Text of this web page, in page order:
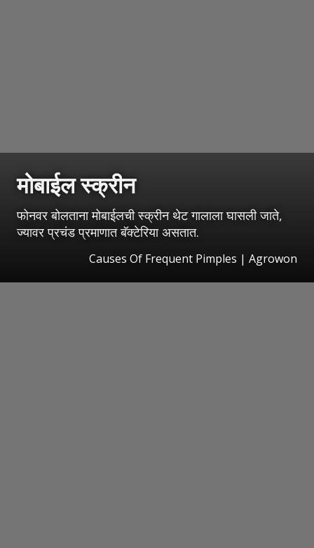
मोबाईल स्क्रीन
फोनवर बोलताना मोबाईलची स्क्रीन थेट गालाला घासली जाते,
ज्यावर प्रचंड प्रमाणात बॅक्टेरिया असतात.
Causes Of Frequent Pimples | Agrowon